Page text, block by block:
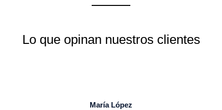
Lo que opinan nuestros clientes
María López